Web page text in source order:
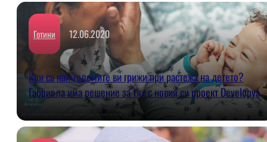
Готини 12.06.2020
Кои са най-големите ви грижи при растежа на детето?
Габриела има решение за тях с новия си проект Developya